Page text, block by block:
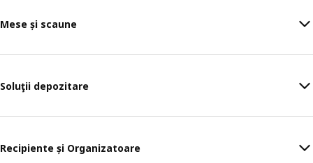
Mese și scaune
Soluţii depozitare
Recipiente și Organizatoare